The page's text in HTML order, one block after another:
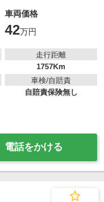
車両価格
42万円
走行距離
1757Km
車検/自賠責
自賠責保険無し
電話をかける